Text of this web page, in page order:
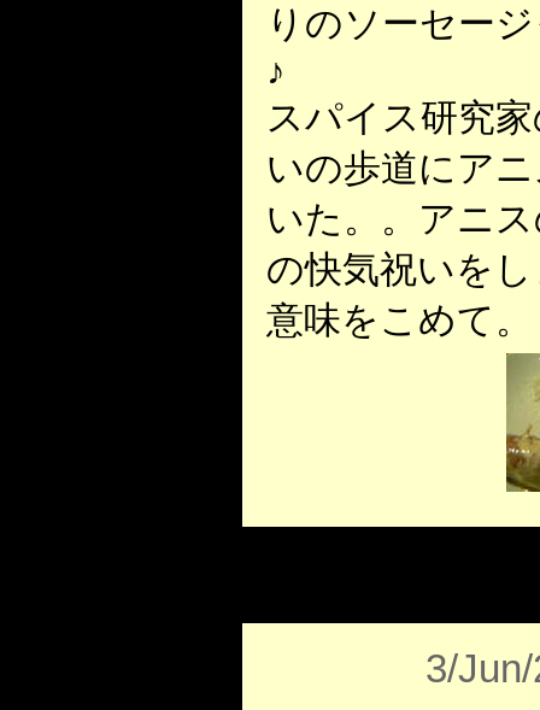
りのソーセー
♪
スパイス研究
いの歩道にア
いた。。アニ
の快気祝いを
意味をこめて。
3/